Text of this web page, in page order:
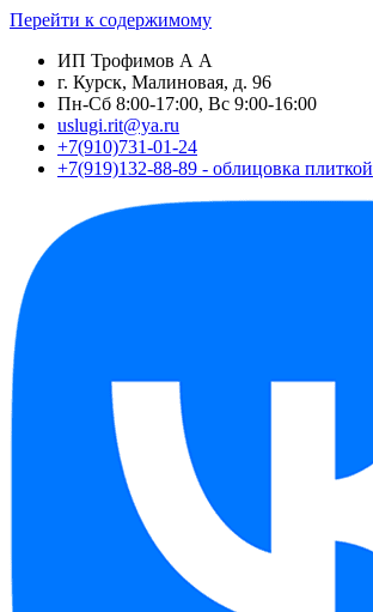
Перейти к содержимому
ИП Трофимов А А
г. Курск, Малиновая, д. 96
Пн-Сб 8:00-17:00, Вс 9:00-16:00
uslugi.rit@ya.ru
+7(910)731-01-24
+7(919)132-88-89 - облицовка плиткой